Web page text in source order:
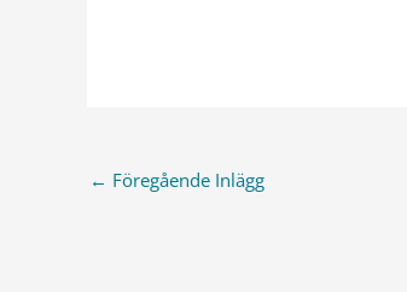
← Föregående Inlägg